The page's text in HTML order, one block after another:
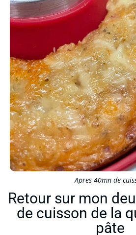
Apres 40mn de
Retour sur mon
de cuisson de la
pâte